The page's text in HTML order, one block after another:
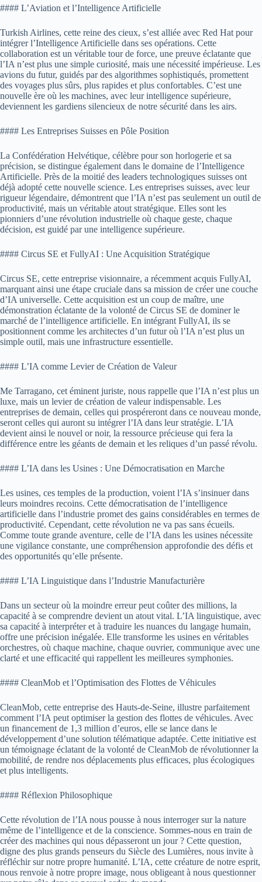
#### L’Aviation et l’Intelligence Artificielle
Turkish Airlines, cette reine des cieux, s’est alliée avec Red Hat pour
intégrer l’Intelligence Artificielle dans ses opérations. Cette
collaboration est un véritable tour de force, une preuve éclatante que
l’IA n’est plus une simple curiosité, mais une nécessité impérieuse. Les
avions du futur, guidés par des algorithmes sophistiqués, promettent
des voyages plus sûrs, plus rapides et plus confortables. C’est une
nouvelle ère où les machines, avec leur intelligence supérieure,
deviennent les gardiens silencieux de notre sécurité dans les airs.
#### Les Entreprises Suisses en Pôle Position
La Confédération Helvétique, célèbre pour son horlogerie et sa
précision, se distingue également dans le domaine de l’Intelligence
Artificielle. Près de la moitié des leaders technologiques suisses ont
déjà adopté cette nouvelle science. Les entreprises suisses, avec leur
rigueur légendaire, démontrent que l’IA n’est pas seulement un outil de
productivité, mais un véritable atout stratégique. Elles sont les
pionniers d’une révolution industrielle où chaque geste, chaque
décision, est guidé par une intelligence supérieure.
#### Circus SE et FullyAI : Une Acquisition Stratégique
Circus SE, cette entreprise visionnaire, a récemment acquis FullyAI,
marquant ainsi une étape cruciale dans sa mission de créer une couche
d’IA universelle. Cette acquisition est un coup de maître, une
démonstration éclatante de la volonté de Circus SE de dominer le
marché de l’intelligence artificielle. En intégrant FullyAI, ils se
positionnent comme les architectes d’un futur où l’IA n’est plus un
simple outil, mais une infrastructure essentielle.
#### L’IA comme Levier de Création de Valeur
Me Tarragano, cet éminent juriste, nous rappelle que l’IA n’est plus un
luxe, mais un levier de création de valeur indispensable. Les
entreprises de demain, celles qui prospéreront dans ce nouveau monde,
seront celles qui auront su intégrer l’IA dans leur stratégie. L’IA
devient ainsi le nouvel or noir, la ressource précieuse qui fera la
différence entre les géants de demain et les reliques d’un passé révolu.
#### L’IA dans les Usines : Une Démocratisation en Marche
Les usines, ces temples de la production, voient l’IA s’insinuer dans
leurs moindres recoins. Cette démocratisation de l’intelligence
artificielle dans l’industrie promet des gains considérables en termes de
productivité. Cependant, cette révolution ne va pas sans écueils.
Comme toute grande aventure, celle de l’IA dans les usines nécessite
une vigilance constante, une compréhension approfondie des défis et
des opportunités qu’elle présente.
#### L’IA Linguistique dans l’Industrie Manufacturière
Dans un secteur où la moindre erreur peut coûter des millions, la
capacité à se comprendre devient un atout vital. L’IA linguistique, avec
sa capacité à interpréter et à traduire les nuances du langage humain,
offre une précision inégalée. Elle transforme les usines en véritables
orchestres, où chaque machine, chaque ouvrier, communique avec une
clarté et une efficacité qui rappellent les meilleures symphonies.
#### CleanMob et l’Optimisation des Flottes de Véhicules
CleanMob, cette entreprise des Hauts-de-Seine, illustre parfaitement
comment l’IA peut optimiser la gestion des flottes de véhicules. Avec
un financement de 1,3 million d’euros, elle se lance dans le
développement d’une solution télématique adaptée. Cette initiative est
un témoignage éclatant de la volonté de CleanMob de révolutionner la
mobilité, de rendre nos déplacements plus efficaces, plus écologiques
et plus intelligents.
#### Réflexion Philosophique
Cette révolution de l’IA nous pousse à nous interroger sur la nature
même de l’intelligence et de la conscience. Sommes-nous en train de
créer des machines qui nous dépasseront un jour ? Cette question,
digne des plus grands penseurs du Siècle des Lumières, nous invite à
réfléchir sur notre propre humanité. L’IA, cette créature de notre esprit,
nous renvoie à notre propre image, nous obligeant à nous questionner